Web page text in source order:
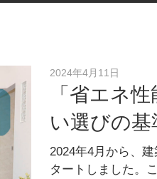
2024年4月11日
「省エネ
い選びの
2024年4月から、
タートしました。